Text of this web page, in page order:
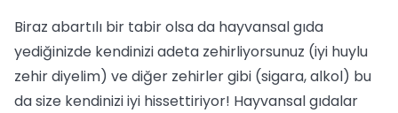
Biraz abartılı bir tabir olsa da hayvansal gıda
yediğinizde kendinizi adeta zehirliyorsunuz (iyi huylu
zehir diyelim) ve diğer zehirler gibi (sigara, alkol) bu
da size kendinizi iyi hissettiriyor! Hayvansal gıdalar